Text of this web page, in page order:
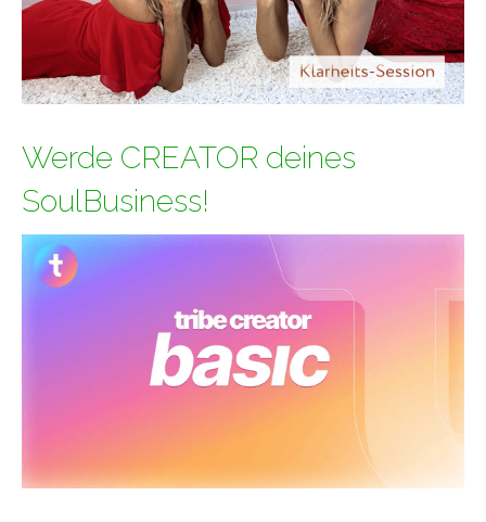
Werde CREATOR deines
SoulBusiness!